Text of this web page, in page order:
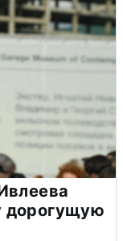
дорогущую